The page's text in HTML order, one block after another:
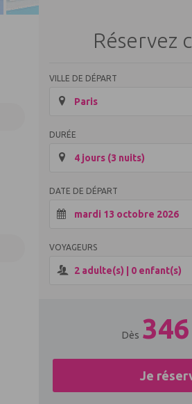
Réservez
VILLE DE DÉPART
Paris
DURÉE
4 jours (3 nuits)
DATE DE DÉPART
mardi 13 octobre 2026
VOYAGEURS
2 adulte(s) | 0 enfant(s)
Dès 346
Je